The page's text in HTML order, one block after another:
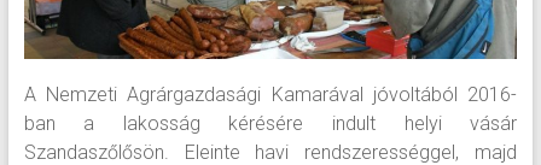
A Nemzeti Agrárgazdasági Kamarával jóvoltából 2016-
ban a lakosság kérésére indult helyi vásár
Szandaszőlősön. Eleinte havi rendszerességgel, majd